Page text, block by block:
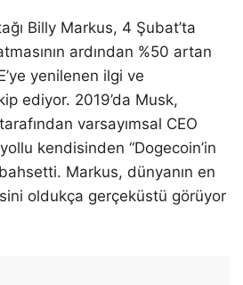
Billy Markus, 4 Şubat’ta
ardından %50 artan
yenilenen ilgi ve
ediyor. 2019’da Musk,
varsayımsal CEO
kendisinden “Dogecoin’in
Markus, dünyanın en
oldukça gerçeküstü görüyor